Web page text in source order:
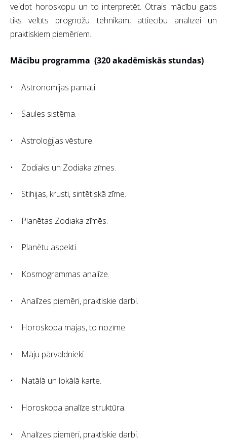
veidot horoskopu un to interpretēt. Otrais mācību gads
tiks veltīts prognožu tehnikām, attiecību analīzei un
praktiskiem piemēriem.
Mācību programma (320 akadēmiskās stundas)
• Astronomijas pamati.
• Saules sistēma.
• Astroloģijas vēsture
• Zodiaks un Zodiaka zīmes.
• Stihijas, krusti, sintētiskā zīme.
• Planētas Zodiaka zīmēs.
• Planētu aspekti.
• Kosmogrammas analīze.
• Analīzes piemēri, praktiskie darbi.
• Horoskopa mājas, to nozīme.
• Māju pārvaldnieki.
• Natālā un lokālā karte.
• Horoskopa analīze struktūra.
• Analīzes piemēri, praktiskie darbi.